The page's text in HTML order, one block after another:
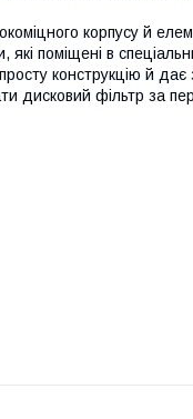
корпусу й
поміщені в
конструкцію й дає
дисковий фільтр за